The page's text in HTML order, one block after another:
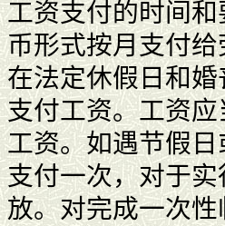
工资支付的时间
币形式按月支付
在法定休假日和
支付工资。工资
工资。如遇节假
支付一次，对于
放。对完成一次